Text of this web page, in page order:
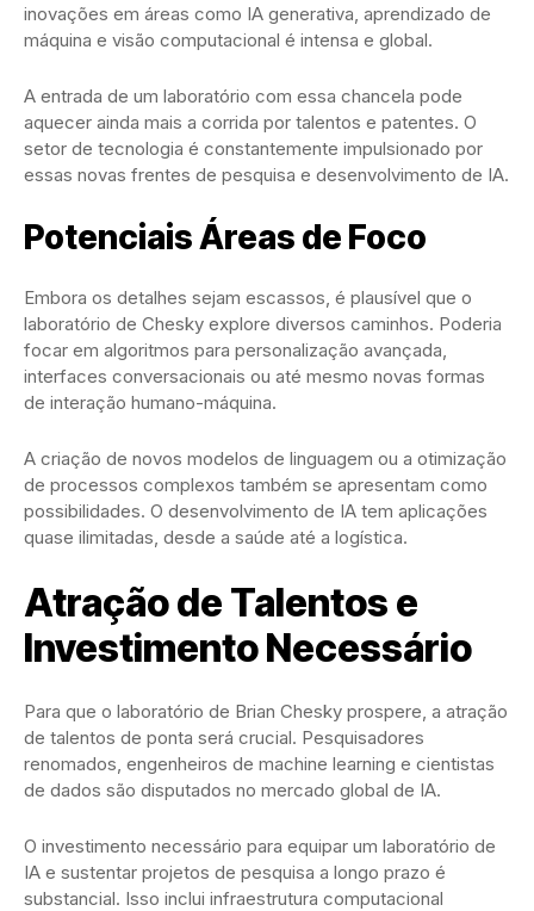
inovações em áreas como IA generativa, aprendizado de
máquina e visão computacional é intensa e global.
A entrada de um laboratório com essa chancela pode
aquecer ainda mais a corrida por talentos e patentes. O
setor de tecnologia é constantemente impulsionado por
essas novas frentes de pesquisa e desenvolvimento de IA.
Potenciais Áreas de Foco
Embora os detalhes sejam escassos, é plausível que o
laboratório de Chesky explore diversos caminhos. Poderia
focar em algoritmos para personalização avançada,
interfaces conversacionais ou até mesmo novas formas
de interação humano-máquina.
A criação de novos modelos de linguagem ou a otimização
de processos complexos também se apresentam como
possibilidades. O desenvolvimento de IA tem aplicações
quase ilimitadas, desde a saúde até a logística.
Atração de Talentos e
Investimento Necessário
Para que o laboratório de Brian Chesky prospere, a atração
de talentos de ponta será crucial. Pesquisadores
renomados, engenheiros de machine learning e cientistas
de dados são disputados no mercado global de IA.
O investimento necessário para equipar um laboratório de
IA e sustentar projetos de pesquisa a longo prazo é
substancial. Isso inclui infraestrutura computacional